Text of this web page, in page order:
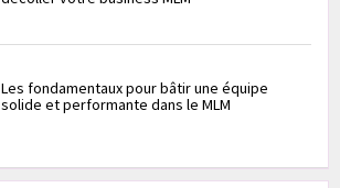
Les fondamentaux pour bâtir une équipe
solide et performante dans le MLM